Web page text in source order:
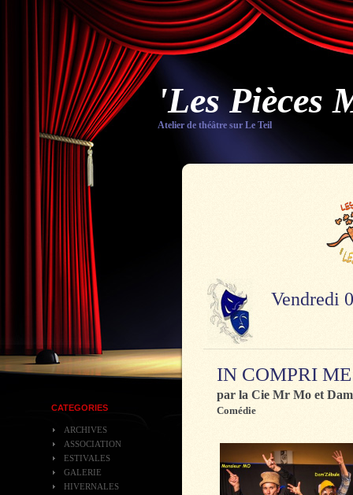
'Les Pièces
Atelier de théâtre sur Le Teil
CATEGORIES
ARCHIVES
ASSOCIATION
ESTIVALES
GALERIE
HIVERNALES
Vendredi
IN COMPRI
par la Cie Mr Mo et
Comédie